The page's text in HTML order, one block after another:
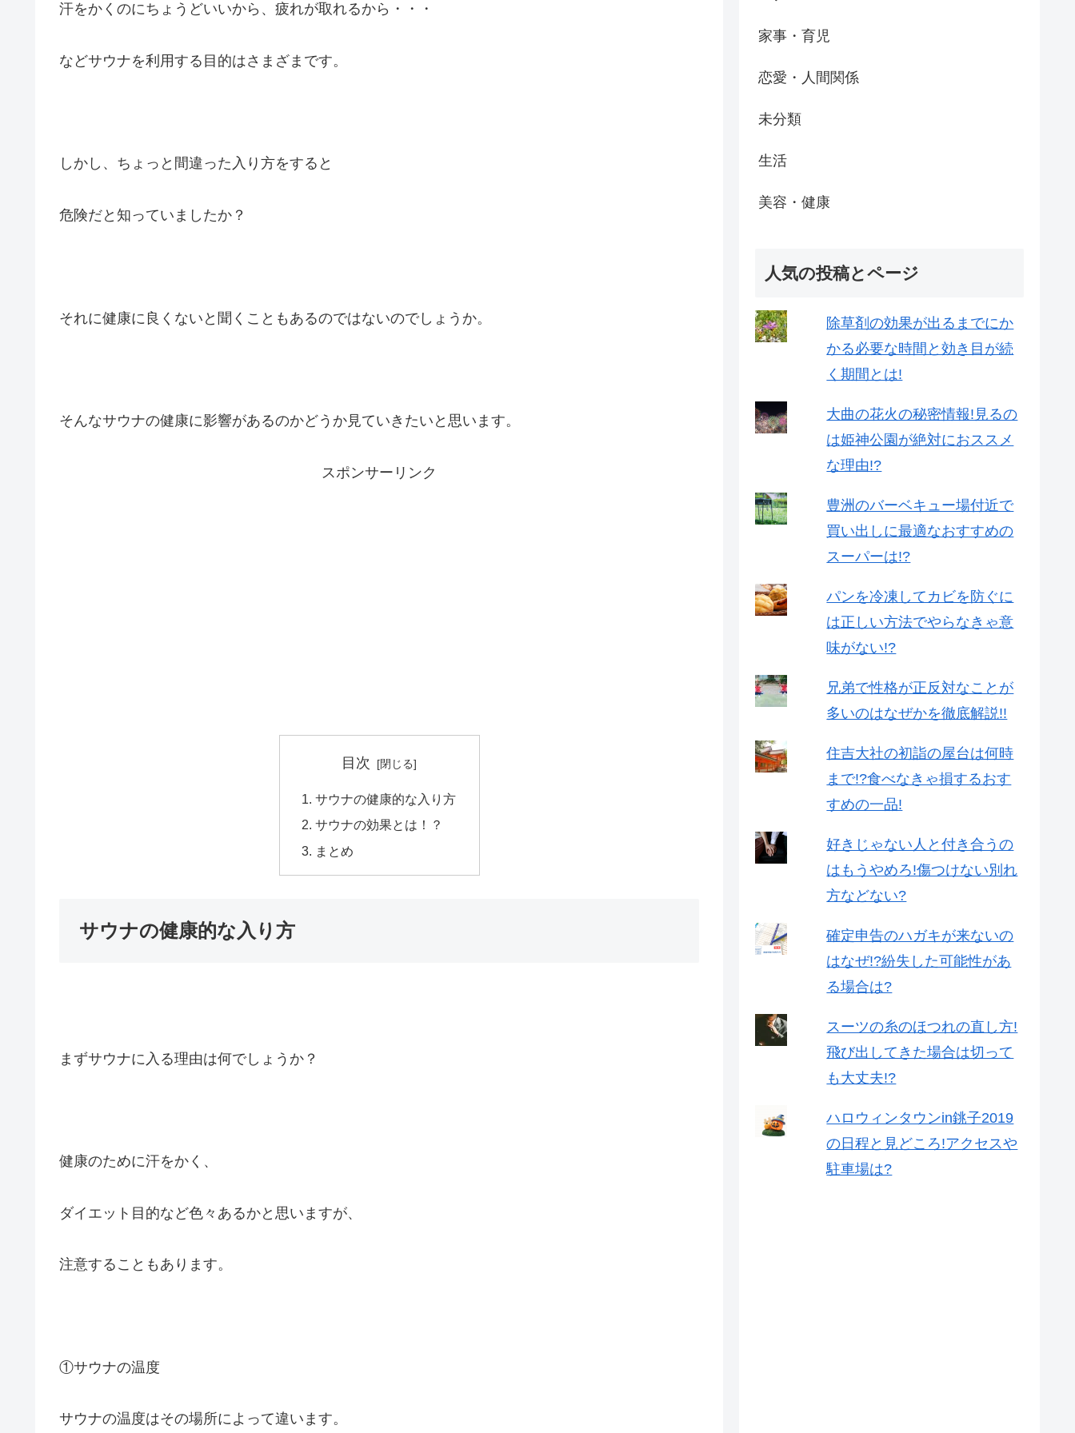
汗をかくのにちょうどいいから、疲れが取れるから・・・
などサウナを利用する目的はさまざまです。
しかし、ちょっと間違った入り方をすると
危険だと知っていましたか？
それに健康に良くないと聞くこともあるのではないのでしょうか。
そんなサウナの健康に影響があるのかどうか見ていきたいと思います。
スポンサーリンク
目次
サウナの健康的な入り方
サウナの効果とは！？
まとめ
サウナの健康的な入り方
まずサウナに入る理由は何でしょうか？
健康のために汗をかく、
ダイエット目的など色々あるかと思いますが、
注意することもあります。
①サウナの温度
サウナの温度はその場所によって違います。
家事・育児
恋愛・人間関係
未分類
生活
美容・健康
人気の投稿とページ
除草剤の効果が出るまでにか
かる必要な時間と効き目が続
く期間とは!
大曲の花火の秘密情報!見るの
は姫神公園が絶対におススメ
な理由!?
豊洲のバーベキュー場付近で
買い出しに最適なおすすめの
スーパーは!?
パンを冷凍してカビを防ぐに
は正しい方法でやらなきゃ意
味がない!?
兄弟で性格が正反対なことが
多いのはなぜかを徹底解説!!
住吉大社の初詣の屋台は何時
まで!?食べなきゃ損するおす
すめの一品!
好きじゃない人と付き合うの
はもうやめろ!傷つけない別れ
方などない?
確定申告のハガキが来ないの
はなぜ!?紛失した可能性があ
る場合は?
スーツの糸のほつれの直し方!
飛び出してきた場合は切って
も大丈夫!?
ハロウィンタウンin銚子2019
の日程と見どころ!アクセスや
駐車場は?